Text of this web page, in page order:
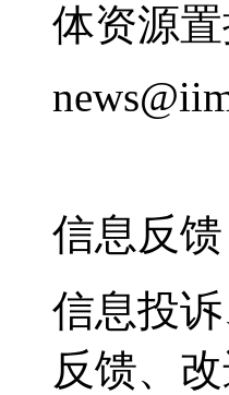
体资源置
信息反馈
信息投
反馈、